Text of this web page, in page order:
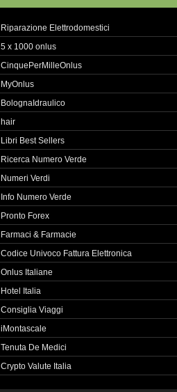
Riparazione Elettrodomestici
5 x 1000 onlus
CinquePerMilleOnlus
MyOnlus
BolognaIdraulico
hair
Libri Best Sellers
Ricerca Numero Verde
Numeri Verdi
Info Numero Verde
Pronto Forex
Farmaci & Farmacie
Codice Univoco Fattura Elettronica
Onlus Italiane
Hotel Italia
Consiglia Viaggi
iMontascale
Tenuta De Medici
Crypto Valute Italia